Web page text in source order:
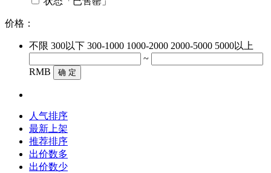
价格：
不限 300以下 300-1000 1000-2000 2000-5000 5000以上
~
RMB
确 定
人气排序
最新上架
推荐排序
出价数多
出价数少